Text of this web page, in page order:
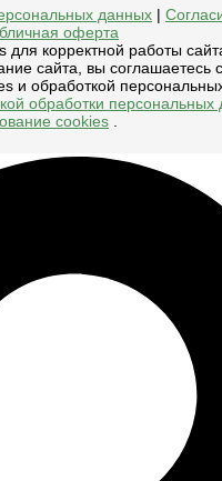
данных |
оферта
корректной работы
сайта, вы соглашаетесь с
и обработкой
обработки персональных
cookies .